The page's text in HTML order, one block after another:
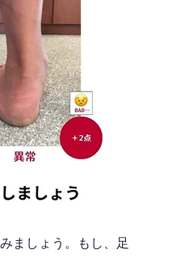
ましょう。もし、足